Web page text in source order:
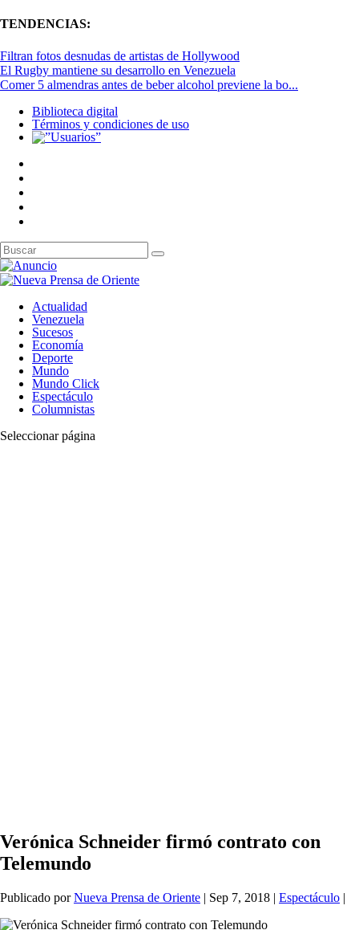
TENDENCIAS:
Filtran fotos desnudas de artistas de Hollywood
El Rugby mantiene su desarrollo en Venezuela
Comer 5 almendras antes de beber alcohol previene la bo...
Biblioteca digital
Términos y condiciones de uso
Actualidad
Venezuela
Sucesos
Economía
Deporte
Mundo
Mundo Click
Espectáculo
Columnistas
Seleccionar página
Verónica Schneider firmó contrato con
Telemundo
Publicado porNueva Prensa de Oriente | Sep 7, 2018 | Espectáculo |